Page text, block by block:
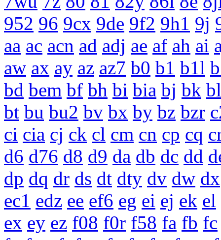
952 96 9cx 9de 9f2 9h1 9j
aa ac acn ad adj ae af ah ai
aw ax ay az az7 b0 b1 b1l
bd bem bf bh bi bia bj bk bl
bt bu bu2 bv bx by bz bzr
ci cia cj ck cl cm cn cp cq
d6 d76 d8 d9 da db dc dd
dp dq dr ds dt dty dv dw dx
ec1 edz ee ef6 eg ei ej ek el
ex ey ez f08 f0r f58 fa fb fc